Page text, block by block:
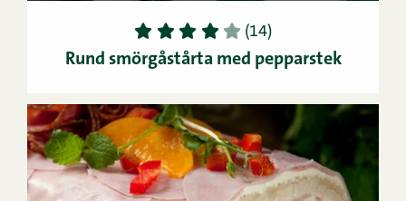
1 2 3 4 5 (14)
Rund smörgåstårta med pepparstek